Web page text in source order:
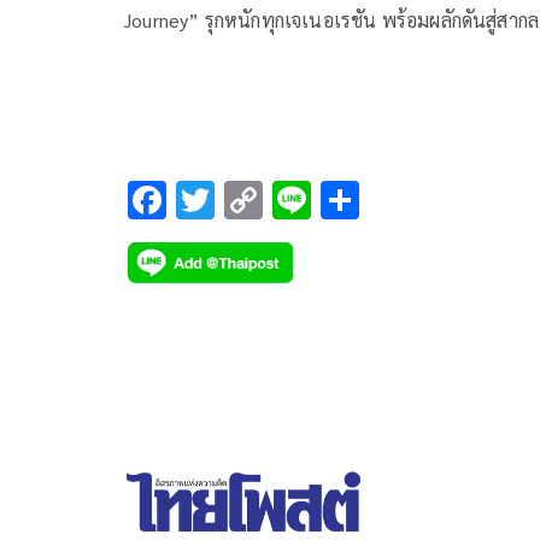
Journey” รุกหนักทุกเจเนอเรชัน พร้อมผลักดันสู่สาก
F
ac
e
T
wi
tt
C
o
p
Li